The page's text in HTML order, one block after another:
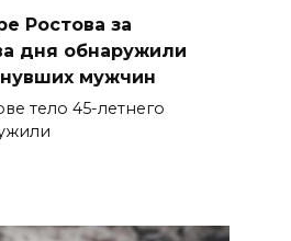
Ростова за
дня обнаружили
мужчин
тело 45-летнего